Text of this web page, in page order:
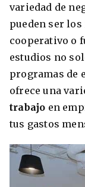
variedad de
pueden ser
cooperativo o
estudios no
programas de
ofrece una
trabajo en
tus gastos